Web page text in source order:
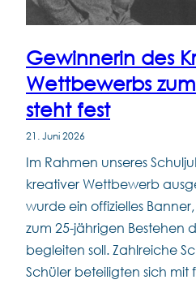
Gewinnerin des
Wettbewerbs
steht fest
21. Juni 2026
Im Rahmen unseres
kreativer Wettbewerb
wurde ein offizielles
zum 25-jährigen Bestehen
begleiten soll. Zahlreiche
Schüler beteiligten sich mit